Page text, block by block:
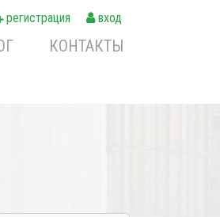
регистрация вход
КОНТАКТЫ